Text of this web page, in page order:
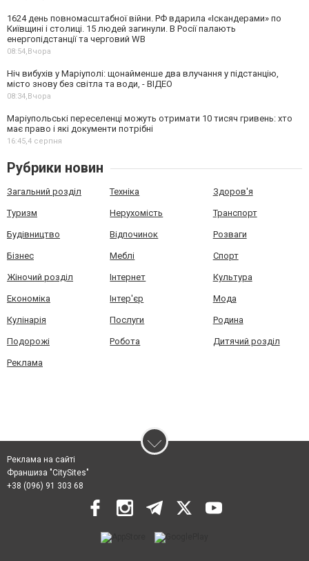
1624 день повномасштабної війни. РФ вдарила «Іскандерами» по
Київщині і столиці. 15 людей загинули. В Росії палають
енергопідстанції та черговий WB
08:54,Вчора
Ніч вибухів у Маріуполі: щонайменше два влучання у підстанцію,
місто знову без світла та води, - ВІДЕО
08:34,Вчора
Маріупольські переселенці можуть отримати 10 тисяч гривень: хто
має право і які документи потрібні
16:45,4 серпня
Рубрики новин
Загальний розділ Техніка Здоров'я
Туризм Нерухомість Транспорт
Будівництво Відпочинок Розваги
Бізнес Меблі Спорт
Жіночий розділ Інтернет Культура
Економіка Інтер'єр Мода
Кулінарія Послуги Родина
Подорожі Робота Дитячий розділ
Реклама
Реклама на сайті
Франшиза "CitySites"
+38 (096) 91 303 68